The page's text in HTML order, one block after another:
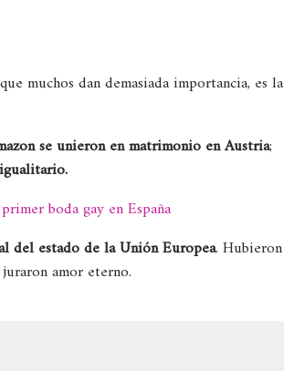
muchos dan demasiada importancia, es la
se unieron en matrimonio en Austria;
boda gay en España
del estado de la Unión Europea. Hubieron
amor eterno.